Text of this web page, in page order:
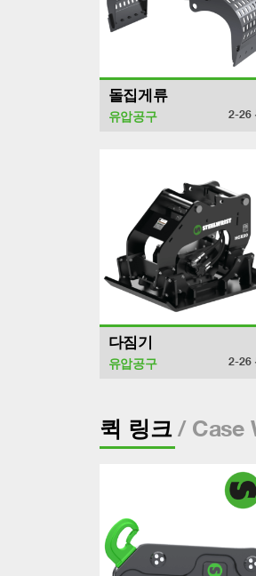
돌집게류
유압공구 2-26
다짐기
유압공구 2-26
퀵 링크/ Case